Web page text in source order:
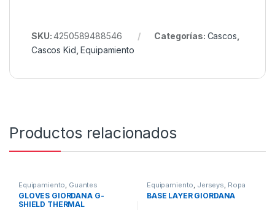
SKU:4250589488546 Categorías: Cascos
Cascos Kid ,Equipamiento
Productos relacionados
Equipamiento Guantes
GLOVES GIORDANA G-
SHIELD THERMAL
Equipamiento Jerseys Ropa
BASE LAYER GIORDANA